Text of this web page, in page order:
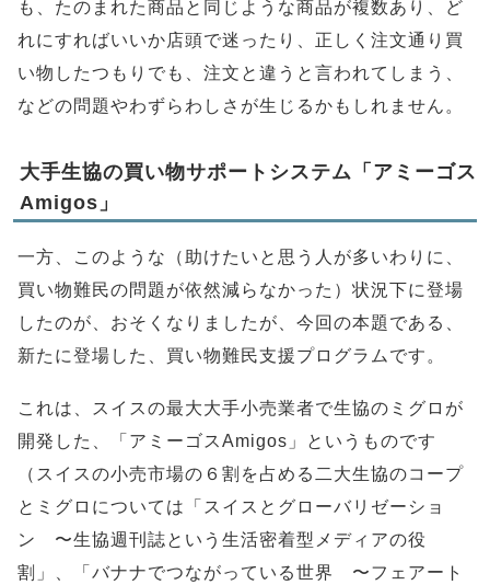
も、たのまれた商品と同じような商品が複数あり、ど
れにすればいいか店頭で迷ったり、正しく注文通り買
い物したつもりでも、注文と違うと言われてしまう、
などの問題やわずらわしさが生じるかもしれません。
大手生協の買い物サポートシステム「アミーゴス
Amigos」
一方、このような（助けたいと思う人が多いわりに、
買い物難民の問題が依然減らなかった）状況下に登場
したのが、おそくなりましたが、今回の本題である、
新たに登場した、買い物難民支援プログラムです。
これは、スイスの最大大手小売業者で生協のミグロが
開発した、「アミーゴスAmigos」というものです
（スイスの小売市場の６割を占める二大生協のコープ
とミグロについては「スイスとグローバリゼーショ
ン 〜生協週刊誌という生活密着型メディアの役
割」、「バナナでつながっている世界 〜フェアート